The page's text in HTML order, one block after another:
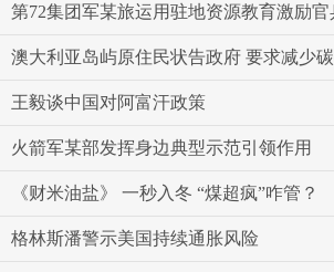
第72集团军某旅运用驻地资源教育激励官
澳大利亚岛屿原住民状告政府 要求减少
王毅谈中国对阿富汗政策
火箭军某部发挥身边典型示范引领作用
《财米油盐》 一秒入冬 “煤超疯”咋管？
格林斯潘警示美国持续通胀风险